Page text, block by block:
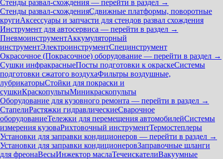
Стенды развал-схождения — перейти в раздел →
Стенды развал-схожденияСдвижные платформы, поворотные
кругиАксессуары и запчасти для стендов развал схождения
Инструмент для автосервиса — перейти в раздел →
ПневмоинструментАккумуляторный
инструментЭлектроинструментСпецинструмент
Окрасочное (Покрасочное) оборудование — перейти в раздел →
Сушки инфракрасныеПосты подготовки к окраскеСистемы
подготовки сжатого воздухаФильтры воздушные,
лубрикаторыСтойки для покраски и
сушкиКраскопультыМиникраскопульты
Оборудование для кузовного ремонта — перейти в раздел →
СтапелиРастяжки гидравлическиеСварочное
оборудованиеТележки для перемещения автомобилейСистемы
измерения кузоваРихтовочный инструментТермостеплеры
Установки для заправки кондиционеров — перейти в раздел →
Установки для заправки кондиционеровЗаправочные шланги
для фреонаВесыИнжектор маслаТечеискателиВакуумные